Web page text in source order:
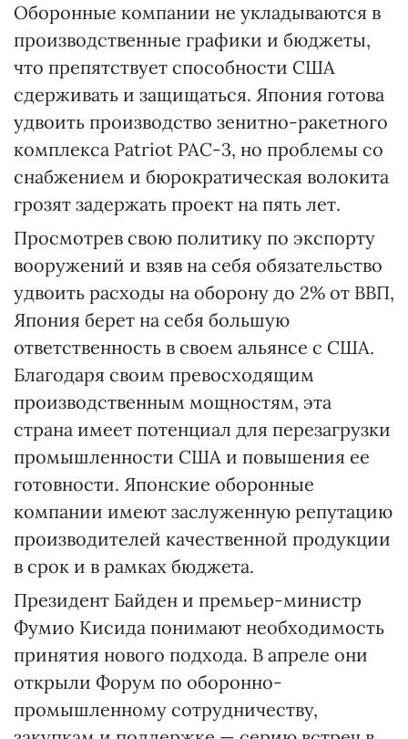
Оборонные компании не укладываются в
производственные графики и бюджеты,
что препятствует способности США
сдерживать и защищаться. Япония готова
удвоить производство зенитно-ракетного
комплекса Patriot PAC-3, но проблемы со
снабжением и бюрократическая волокита
грозят задержать проект на пять лет.
Просмотрев свою политику по экспорту
вооружений и взяв на себя обязательство
удвоить расходы на оборону до 2% от ВВП,
Япония берет на себя большую
ответственность в своем альянсе с США.
Благодаря своим превосходящим
производственным мощностям, эта
страна имеет потенциал для перезагрузки
промышленности США и повышения ее
готовности. Японские оборонные
компании имеют заслуженную репутацию
производителей качественной продукции
в срок и в рамках бюджета.
Президент Байден и премьер-министр
Фумио Кисида понимают необходимость
принятия нового подхода. В апреле они
открыли Форум по оборонно-
промышленному сотрудничеству,